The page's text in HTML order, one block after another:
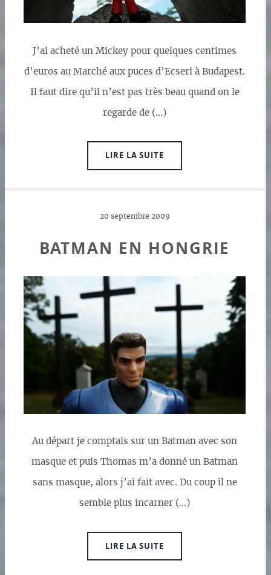
J’ai acheté un Mickey pour quelques centimes
d’euros au Marché aux puces d’Ecseri à Budapest.
Il faut dire qu’il n’est pas très beau quand on le
regarde de (…)
LIRE LA SUITE
20 septembre 2009
BATMAN EN HONGRIE
Au départ je comptais sur un Batman avec son
masque et puis Thomas m’a donné un Batman
sans masque, alors j’ai fait avec. Du coup il ne
semble plus incarner (…)
LIRE LA SUITE